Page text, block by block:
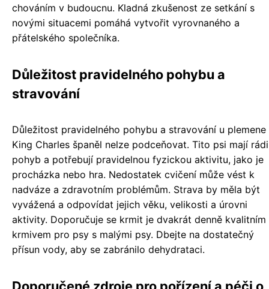
chováním v budoucnu. Kladná zkušenost ze setkání s
novými situacemi pomáhá vytvořit vyrovnaného a
přátelského společníka.
Důležitost pravidelného pohybu a
stravování
Důležitost pravidelného pohybu a stravování u plemene
King Charles španěl nelze podceňovat. Tito psi mají rádi
pohyb a potřebují pravidelnou fyzickou aktivitu, jako je
procházka nebo hra. Nedostatek cvičení může vést k
nadváze a zdravotním problémům. Strava by měla být
vyvážená a odpovídat jejich věku, velikosti a úrovni
aktivity. Doporučuje se krmit je dvakrát denně kvalitním
krmivem pro psy s malými psy. Dbejte na dostatečný
přísun vody, aby se zabránilo dehydrataci.